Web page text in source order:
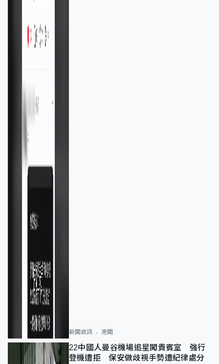
新聞資訊 港聞
22中國人曼谷機場追星闖貴賓室 強行
登機遭拒 保安做歧視手勢遭紀律處分